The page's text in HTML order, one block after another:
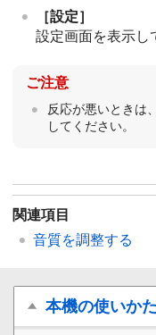
［設定］
設定画面を表示し
ご注意
反応が悪いときは
してください。
関連項目
音質を調整する
本機の使いか